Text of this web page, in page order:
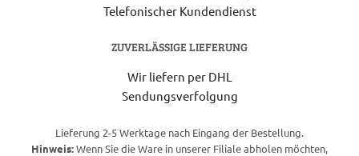
Telefonischer Kundendienst
ZUVERLÄSSIGE LIEFERUNG
Wir liefern per DHL
Sendungsverfolgung
Lieferung 2-5 Werktage nach Eingang der Bestellung.
Hinweis:Wenn Sie die Ware in unserer Filiale abholen möchten,